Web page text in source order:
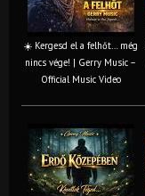
☀️ Kergesd el a felhőt… még
nincs vége! | Gerry Music –
Official Music Video